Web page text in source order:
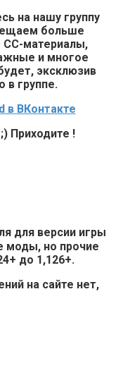
на нашу группу
больше
СС-материалы,
и многое
эксклюзив
в группе.
в ВКонтакте
Приходите !
для версии игры
моды, но прочие
до 1,126+.
на сайте нет,